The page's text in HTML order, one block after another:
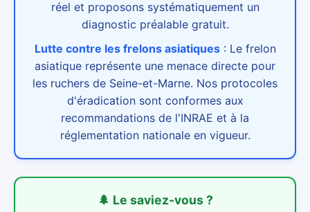
réel et proposons systématiquement un
diagnostic préalable gratuit.
Lutte contre les frelons asiatiques : Le frelon
asiatique représente une menace directe pour
les ruchers de Seine-et-Marne. Nos protocoles
d'éradication sont conformes aux
recommandations de l'INRAE et à la
réglementation nationale en vigueur.
🌲 Le saviez-vous ?